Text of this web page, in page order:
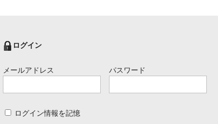
ログイン
メールアドレス パスワード
ログイン情報を記憶